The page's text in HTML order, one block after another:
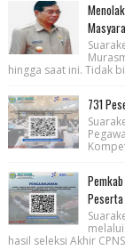
hingga saat ini. Tidak
731
hasil seleksi Akhir